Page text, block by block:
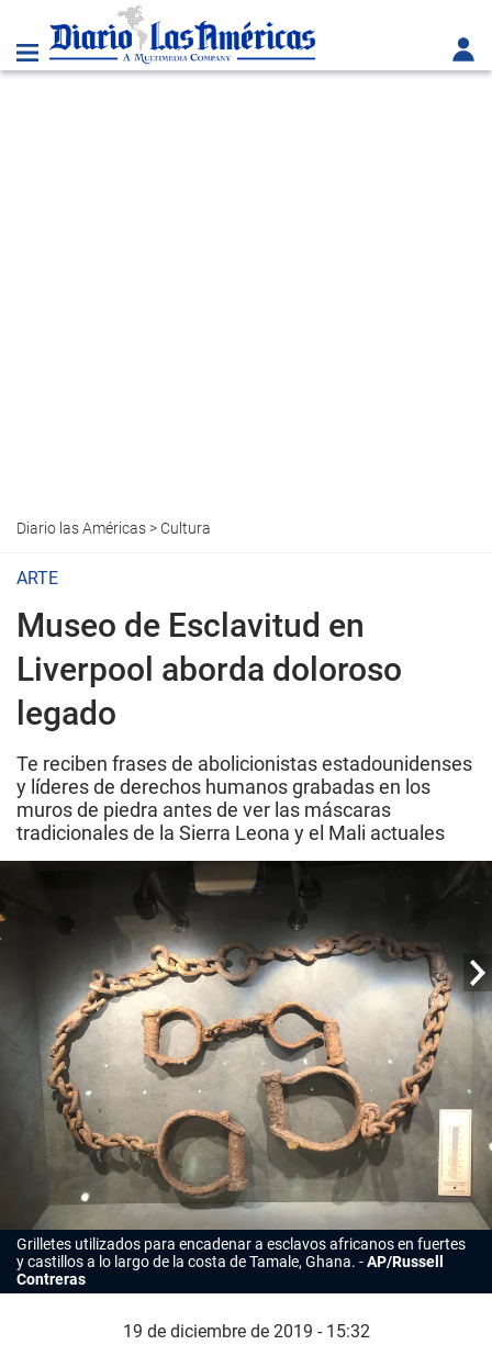
Diario las Américas> Cultura
ARTE
Museo de Esclavitud en
Liverpool aborda doloroso
legado
Te reciben frases de abolicionistas estadounidenses
y líderes de derechos humanos grabadas en los
muros de piedra antes de ver las máscaras
tradicionales de la Sierra Leona y el Mali actuales
Grilletes utilizados para encadenar a esclavos africanos en fuertes
y castillos a lo largo de la costa de Tamale, Ghana.
AP/Russell
Contreras
19 de diciembre de 2019 - 15:32